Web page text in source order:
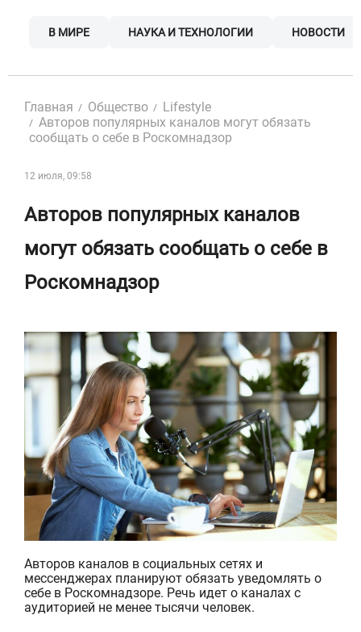
В МИРЕ НАУКА И ТЕХНОЛОГИИ НОВОСТИ
Главная Общество
Lifestyle
Авторов популярных каналов могут обязать
сообщать о себе в Роскомнадзор
12 июля, 09:58
Авторов популярных каналов
могут обязать сообщать о себе в
Роскомнадзор
Авторов каналов в социальных сетях и
мессенджерах планируют обязать уведомлять о
себе в Роскомнадзоре. Речь идет о каналах с
аудиторией не менее тысячи человек.